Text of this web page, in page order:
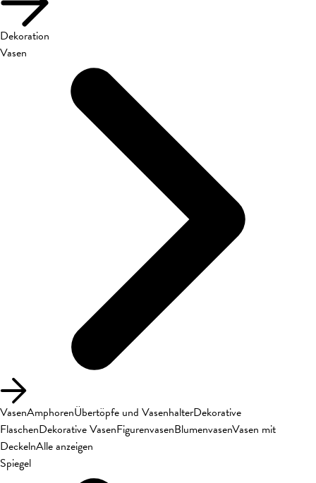
Dekoration
Vasen
VasenAmphorenÜbertöpfe und VasenhalterDekorative
FlaschenDekorative VasenFigurenvasenBlumenvasenVasen mit
DeckelnAlle anzeigen
Spiegel